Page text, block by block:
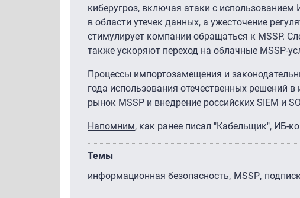
киберугроз, включая атаки с
в области утечек данных, а ужесточение
стимулирует компании обращаться к MSSP.
также ускоряют переход на облачные MSSP-
Процессы импортозамещения и
года использования отечественных решений
рынок MSSP и внедрение российских SIEM и
Напомним, как ранее писал "Кабельщик", ИБ-
Темы
информационная безопасность MSSP